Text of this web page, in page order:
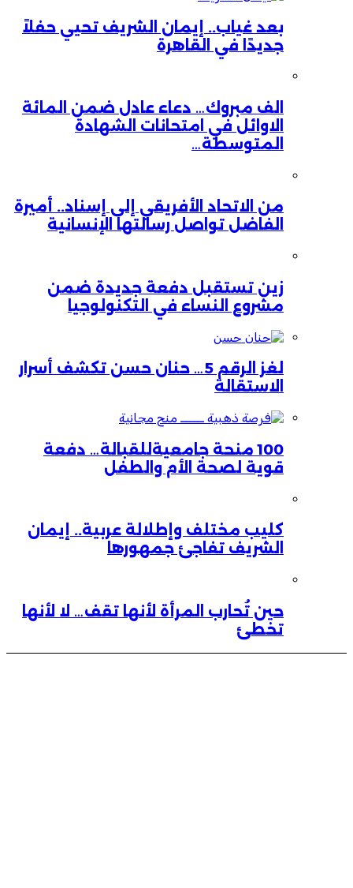
بعد غياب.. إيمان الشريف تحيي حفلاً
جديدًا في القاهرة
الف مبروك… دعاء عادل ضمن المائة
الاوائل في امتحانات الشهادة
المتوسطة…
من الاتحاد الأفريقي إلى إسناد.. أميرة
الفاضل تواصل رسالتها الإنسانية
زين تستقبل دفعة جديدة ضمن
مشروع النساء في التكنولوجيا
لغز الرقم 5… حنان حسن تكشف أسرار
الاستقالة
100 منحة جامعيةللقبالة… دفعة
قوية لصحة الأم والطفل
كليب مختلف وإطلالة عربية.. إيمان
الشريف تفاجئ جمهورها
حين تُحارب المرأة لأنها تقف… لا لأنها
تخطئ